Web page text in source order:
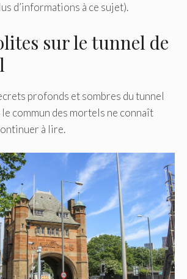
d’informations à ce sujet).
sur le tunnel de
profonds et sombres du tunnel
commun des mortels ne connaît
à lire.